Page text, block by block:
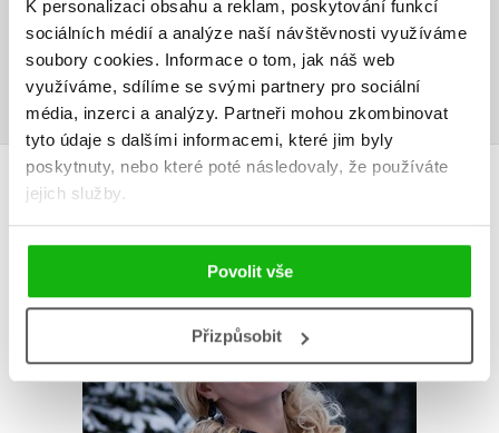
K personalizaci obsahu a reklam, poskytování funkcí
sociálních médií a analýze naší návštěvnosti využíváme
soubory cookies. Informace o tom, jak náš web
využíváme, sdílíme se svými partnery pro sociální
média, inzerci a analýzy. Partneři mohou zkombinovat
tyto údaje s dalšími informacemi, které jim byly
poskytnuty, nebo které poté následovaly, že používáte
jejich služby.
Povolit vše
Přizpůsobit
Uživatelskou recenzi mohou vkládat pouze registrovaní uživatelé
Přihlásit
AUTOR KNIHY